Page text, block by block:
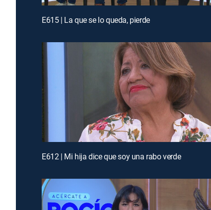
E615 | La que se lo queda, pierde
E612 | Mi hija dice que soy una rabo verde